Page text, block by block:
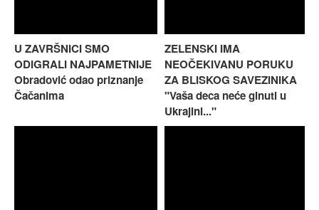
U ZAVRŠNICI SMO
ODIGRALI NAJPAMETNIJE
Obradović odao priznanje
Čačanima
ZELENSKI IMA
NEOČEKIVANU PORUKU
ZA BLISKOG SAVEZINIKA
"Vaša deca neće ginuti u
Ukrajini..."